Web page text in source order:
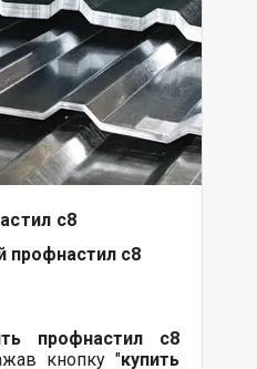
с8
профнастил с8
профнастил с8
кнопку "купить